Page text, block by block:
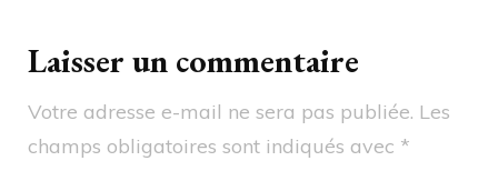
Laisser un commentaire
Votre adresse e-mail ne sera pas publiée. Les
champs obligatoires sont indiqués avec *